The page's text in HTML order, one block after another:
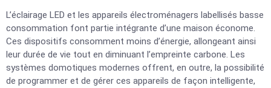
L’éclairage LED et les appareils électroménagers labellisés basse
consommation font partie intégrante d’une maison économe.
Ces dispositifs consomment moins d’énergie, allongeant ainsi
leur durée de vie tout en diminuant l’empreinte carbone. Les
systèmes domotiques modernes offrent, en outre, la possibilité
de programmer et de gérer ces appareils de façon intelligente,